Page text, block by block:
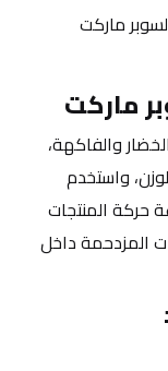
ماركت